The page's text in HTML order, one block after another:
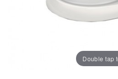
Double tap